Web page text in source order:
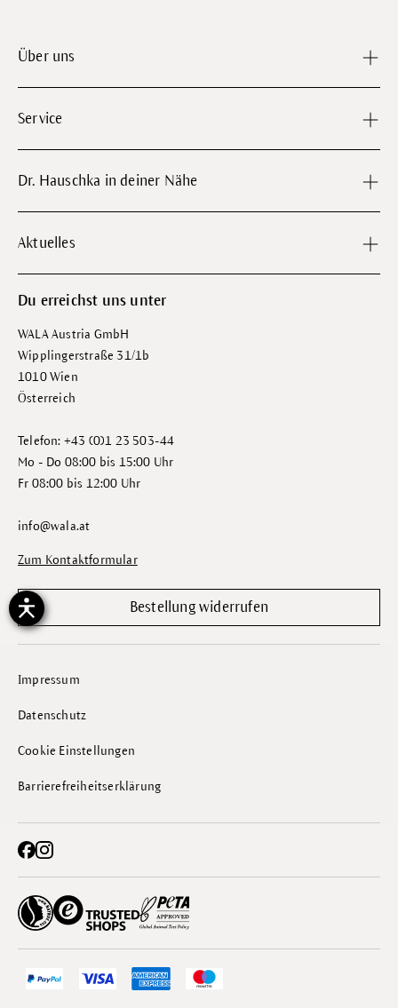
Über uns
Service
Dr. Hauschka in deiner Nähe
Aktuelles
Du erreichst uns unter
WALA Austria GmbH
Wipplingerstraße 31/1b
1010 Wien
Österreich
Telefon: +43 (0)1 23 503-44
Mo - Do 08:00 bis 15:00 Uhr
Fr 08:00 bis 12:00 Uhr
info@wala.at
Zum Kontaktformular
Bestellung widerrufen
Impressum
Datenschutz
Cookie Einstellungen
Barrierefreiheitserklärung